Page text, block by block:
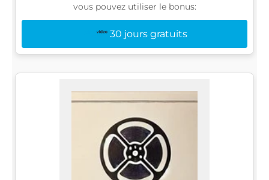
vous pouvez utiliser le bonus:
30 jours gratuits